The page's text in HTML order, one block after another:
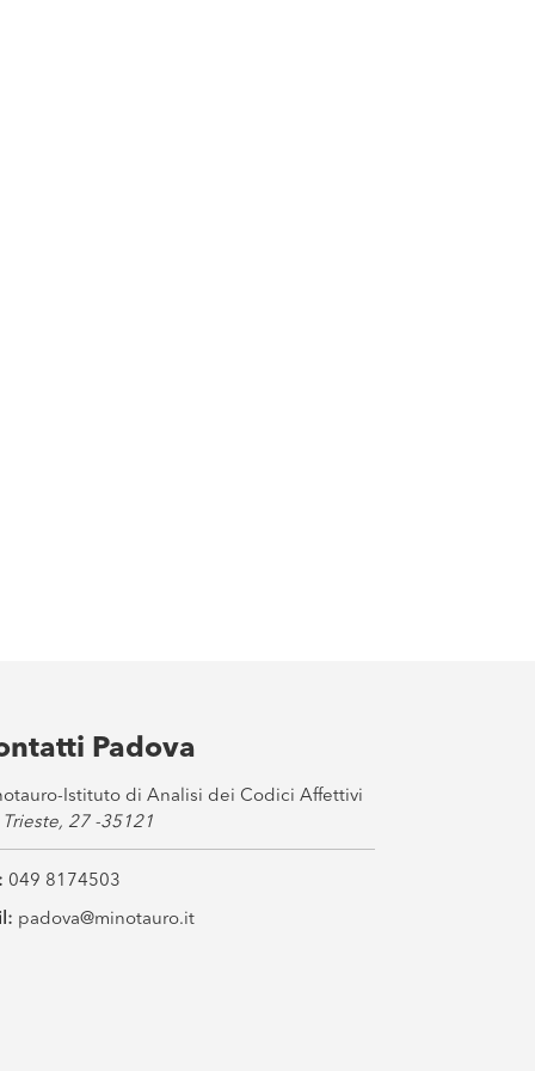
Padova
Istituto di Analisi dei Codici Affettivi
Trieste, 27 -35121
049 8174503
padova@minotauro.it